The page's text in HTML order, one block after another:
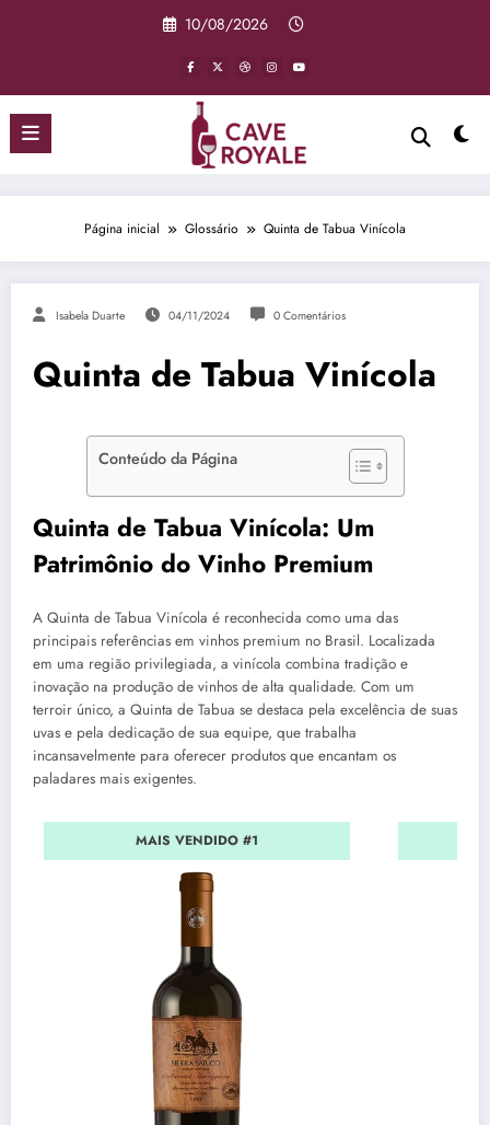
10/08/2026
Página inicial Glossário Quinta de Tabua Vinícola
Isabela Duarte 04/11/2024 0 Comentários
Quinta de Tabua Vinícola
Conteúdo da Página
Quinta de Tabua Vinícola: Um
Patrimônio do Vinho Premium
A Quinta de Tabua Vinícola é reconhecida como uma das
principais referências em vinhos premium no Brasil. Localizada
em uma região privilegiada, a vinícola combina tradição e
inovação na produção de vinhos de alta qualidade. Com um
terroir único, a Quinta de Tabua se destaca pela excelência de suas
uvas e pela dedicação de sua equipe, que trabalha
incansavelmente para oferecer produtos que encantam os
paladares mais exigentes.
MAIS VENDIDO #1